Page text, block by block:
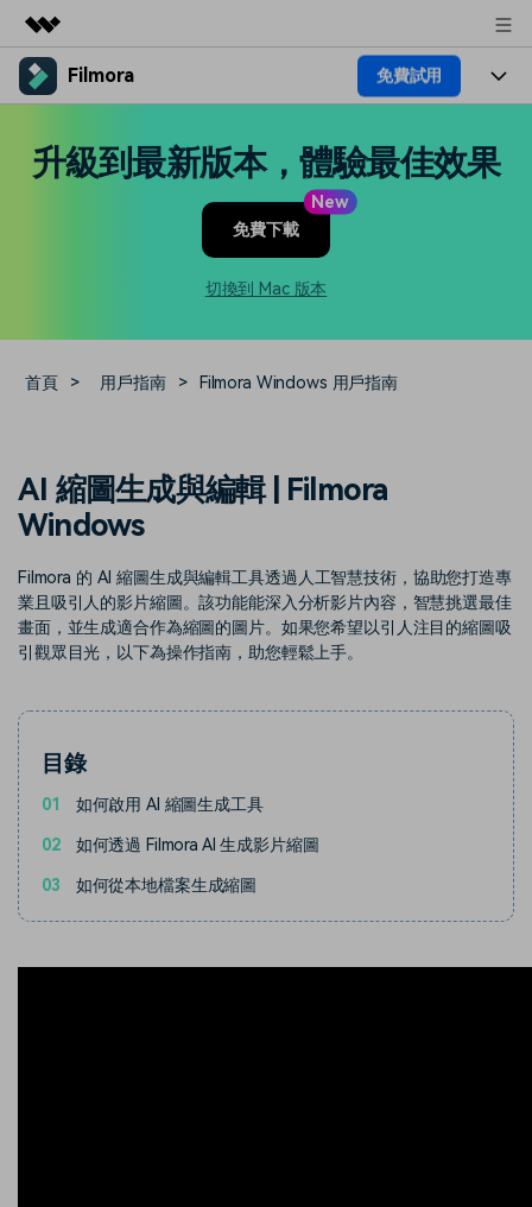
精選產品
實用工具
總覽
支援
Filmora 免費試用
文字
速生成相似風格影片
100 點兌積分
部落格
幫助中心
聯絡我們
我們隨時為您提供協助
案例分享
如何用 Filmora 做出影響力
聯盟計劃
開啟企業級合作夥伴關係
企業服務
簡單的商業影片解決方案
立即購買 登入
搜尋
升級到最新版本，體驗最佳效果
New
免費下載
切換到 Mac 版本
首頁 > 用戶指南 > Filmora Windows 用戶指南
AI 縮圖生成與編輯 | Filmora
Windows
Filmora 的 AI 縮圖生成與編輯工具透過人工智慧技術，協助您打造專
業且吸引人的影片縮圖。該功能能深入分析影片內容，智慧挑選最佳
畫面，並生成適合作為縮圖的圖片。如果您希望以引人注目的縮圖吸
引觀眾目光，以下為操作指南，助您輕鬆上手。
目錄
01 如何啟用 AI 縮圖生成工具
02 如何透過 Filmora AI 生成影片縮圖
03 如何從本地檔案生成縮圖